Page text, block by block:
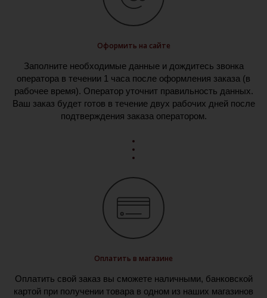
Оформить на сайте
Заполните необходимые данные и дождитесь звонка
оператора в течении 1 часа после оформления заказа (в
рабочее время). Оператор уточнит правильность данных.
Ваш заказ будет готов в течение двух рабочих дней после
подтверждения заказа оператором.
Оплатить в магазине
Оплатить свой заказ вы сможете наличными, банковской
картой при получении товара в одном из наших магазинов